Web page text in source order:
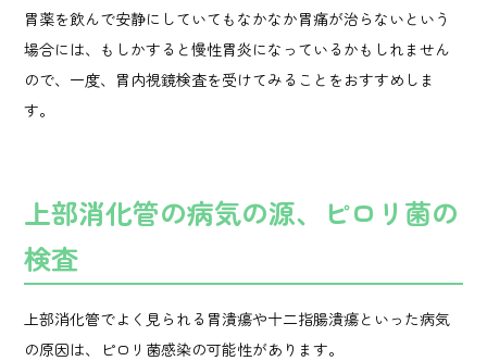
胃薬を飲んで安静にしていてもなかなか胃痛が治らないという
場合には、もしかすると慢性胃炎になっているかもしれません
ので、一度、胃内視鏡検査を受けてみることをおすすめしま
す。
上部消化管の病気の源、ピロリ菌の
検査
上部消化管でよく見られる胃潰瘍や十二指腸潰瘍といった病気
の原因は、ピロリ菌感染の可能性があります。